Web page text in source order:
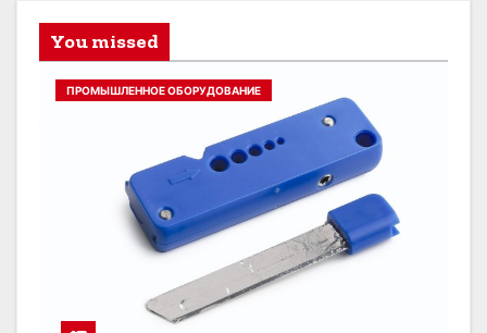
You missed
ПРОМЫШЛЕННОЕ ОБОРУДОВАНИЕ